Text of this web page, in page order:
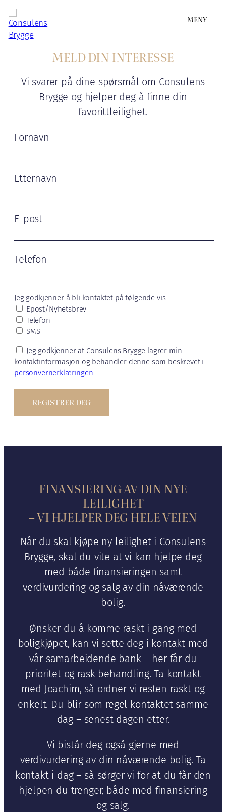
MENY
MELD DIN INTERESSE
Vi svarer på dine spørsmål om Consulens
Brygge og hjelper deg å finne din
favorittleilighet.
Fornavn
Etternavn
E-post
Telefon
Jeg godkjenner å bli kontaktet på følgende vis:
Epost/Nyhetsbrev
Telefon
SMS
Jeg godkjenner at Consulens Brygge lagrer min
kontaktinformasjon og behandler denne som beskrevet i
personvernerklæringen.
FINANSIERING AV DIN NYE
LEILIGHET
– VI HJELPER DEG HELE VEIEN
Når du skal kjøpe ny leilighet i Consulens
Brygge, skal du vite at vi kan hjelpe deg
med både finansieringen samt
verdivurdering og salg av din nåværende
bolig.
Ønsker du å komme raskt i gang med
boligkjøpet, kan vi sette deg i kontakt med
vår samarbeidende bank – her får du
prioritet og rask behandling. Ta kontakt
med Joachim, så ordner vi resten raskt og
enkelt. Du blir som regel kontaktet samme
dag – senest dagen etter.
Vi bistår deg også gjerne med
verdivurdering av din nåværende bolig. Ta
kontakt i dag – så sørger vi for at du får den
hjelpen du trenger, både med finansiering
og salg.